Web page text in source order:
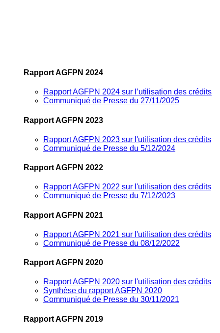
Rapport AGFPN 2024
Rapport AGFPN 2024 sur l’utilisation des crédits
Communiqué de Presse du 27/11/2025
Rapport AGFPN 2023
Rapport AGFPN 2023 sur l'utilisation des crédits
Communiqué de Presse du 5/12/2024
Rapport AGFPN 2022
Rapport AGFPN 2022 sur l'utilisation des crédits
Communiqué de Presse du 7/12/2023
Rapport AGFPN 2021
Rapport AGFPN 2021 sur l'utilisation des crédits
Communiqué de Presse du 08/12/2022
Rapport AGFPN 2020
Rapport AGFPN 2020 sur l'utilisation des crédits
Synthèse du rapport AGFPN 2020
Communiqué de Presse du 30/11/2021
Rapport AGFPN 2019